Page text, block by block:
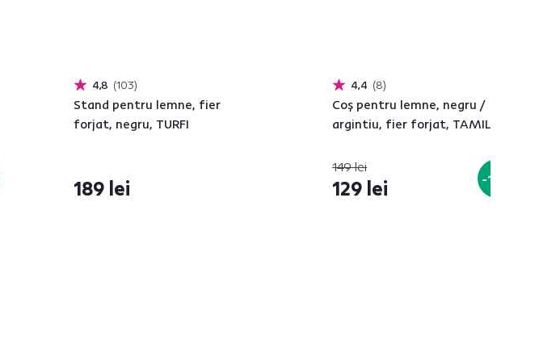
4,8 103
Stand pentru lemne, fier
forjat, negru, TURFI
189 lei
4,4 8
Coş pentru lemne, negru /
argintiu, fier forjat, TAMILO
149 lei
129 lei -13%